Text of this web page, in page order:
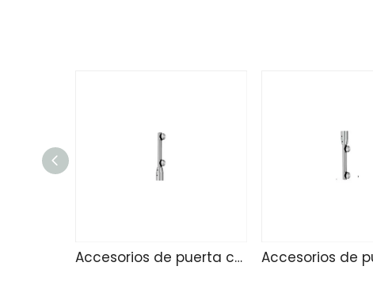
Accesorios de puerta corredizo 236